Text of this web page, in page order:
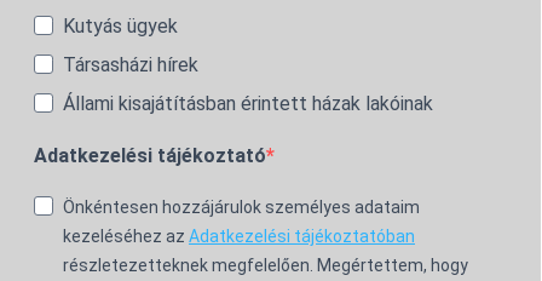
Kutyás ügyek
Társasházi hírek
Állami kisajátításban érintett házak lakóinak
Adatkezelési tájékoztató
Önkéntesen hozzájárulok személyes adataim
kezeléséhez az Adatkezelési tájékoztatóban
részletezetteknek megfelelően. Megértettem, hogy